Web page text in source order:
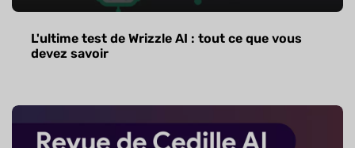
L'ultime test de Wrizzle AI : tout ce que vous
devez savoir